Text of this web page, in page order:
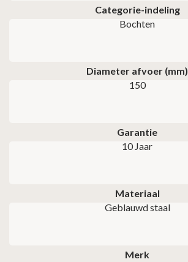
Categorie-indeling
Bochten
Diameter afvoer (mm)
150
Garantie
10 Jaar
Materiaal
Geblauwd staal
Merk